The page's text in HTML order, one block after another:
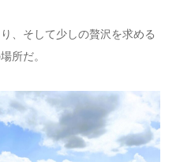
、そして少しの贅沢を求める
所だ。